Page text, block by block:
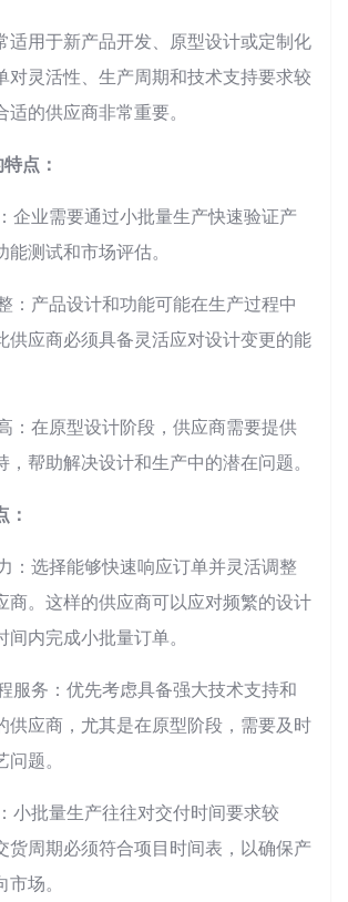
适用于新产品开发、原型设计或定制化
对灵活性、生产周期和技术支持要求较
的供应商非常重要。
点：
企业需要通过小批量生产快速验证产
测试和市场评估。
：产品设计和功能可能在生产过程中
供应商必须具备灵活应对设计变更的能
：在原型设计阶段，供应商需要提供
，帮助解决设计和生产中的潜在问题。
：
：选择能够快速响应订单并灵活调整
商。这样的供应商可以应对频繁的设计
内完成小批量订单。
服务：优先考虑具备强大技术支持和
供应商，尤其是在原型阶段，需要及时
题。
小批量生产往往对交付时间要求较
货周期必须符合项目时间表，以确保产
场。